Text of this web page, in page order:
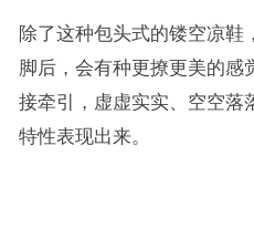
除了这种包头式的镂空凉鞋
脚后，会有种更撩更美的感
接牵引，虚虚实实、空空落
特性表现出来。